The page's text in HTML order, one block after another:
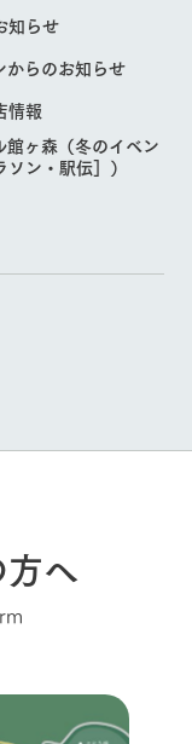
知らせ
からのお知らせ
情報
館ヶ森（冬のイベン
ソン・駅伝］）
へ